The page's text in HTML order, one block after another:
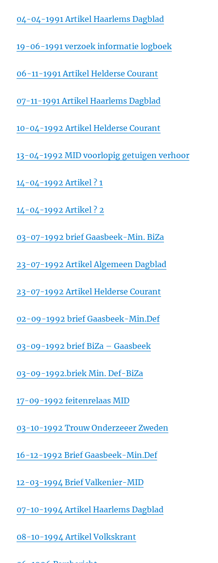
04-04-1991 Artikel Haarlems Dagblad
19-06-1991 verzoek informatie logboek
06-11-1991 Artikel Helderse Courant
07-11-1991 Artikel Haarlems Dagblad
10-04-1992 Artikel Helderse Courant
13-04-1992 MID voorlopig getuigen verhoor
14-04-1992 Artikel ? 1
14-04-1992 Artikel ? 2
03-07-1992 brief Gaasbeek-Min. BiZa
23-07-1992 Artikel Algemeen Dagblad
23-07-1992 Artikel Helderse Courant
02-09-1992 brief Gaasbeek-Min.Def
03-09-1992 brief BiZa – Gaasbeek
03-09-1992.briek Min. Def-BiZa
17-09-1992 feitenrelaas MID
03-10-1992 Trouw Onderzeeer Zweden
16-12-1992 Brief Gaasbeek-Min.Def
12-03-1994 Brief Valkenier-MID
07-10-1994 Artikel Haarlems Dagblad
08-10-1994 Artikel Volkskrant